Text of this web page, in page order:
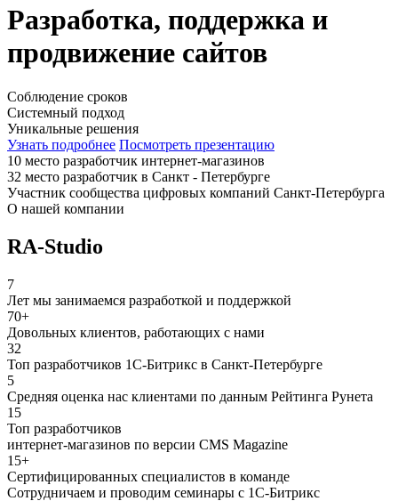
Разработка, поддержка и
продвижение сайтов
Соблюдение сроков
Системный подход
Уникальные решения
Узнать подробнее Посмотреть презентацию
10 место разработчик интернет-магазинов
32 место разработчик в Санкт - Петербурге
Участник сообщества цифровых компаний Санкт-Петербурга
О нашей компании
RA-Studio
7
Лет мы занимаемся разработкой и поддержкой
70+
Довольных клиентов, работающих с нами
32
Топ разработчиков 1С-Битрикс в Санкт-Петербурге
5
Средняя оценка нас клиентами по данным Рейтинга Рунета
15
Топ разработчиков
интернет-магазинов по версии CMS Magazine
15+
Сертифицированных специалистов в команде
Сотрудничаем и проводим семинары с 1С-Битрикс